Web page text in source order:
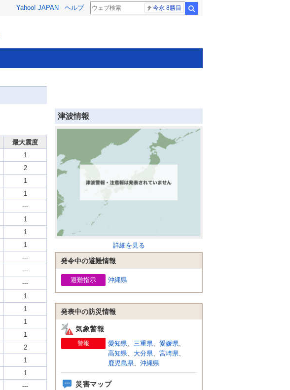
Yahoo! JAPAN ヘルプ 今永 8勝目
最大震度
1
2
1
1
---
1
1
1
---
---
---
1
1
1
1
2
1
1
---
津波情報
詳細を見る
発令中の避難情報
避難指示 沖縄県
発表中の防災情報
気象警報
警報 愛知県、 三重県、 愛媛県、
高知県、 大分県、 宮崎県、
鹿児島県、 沖縄県
災害マップ